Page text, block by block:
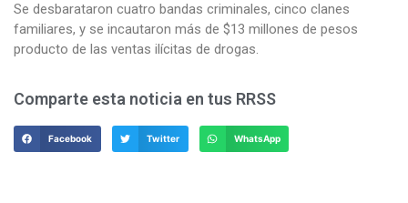
Se desbarataron cuatro bandas criminales, cinco clanes
familiares, y se incautaron más de $13 millones de pesos
producto de las ventas ilícitas de drogas.
Comparte esta noticia en tus RRSS
Facebook Twitter WhatsApp